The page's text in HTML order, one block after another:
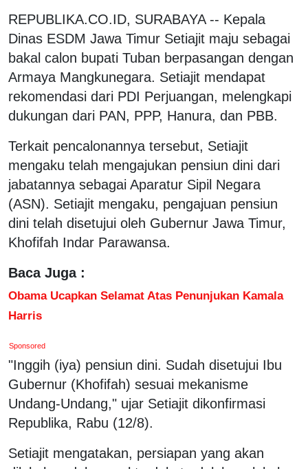
REPUBLIKA.CO.ID, SURABAYA -- Kepala
Dinas ESDM Jawa Timur Setiajit maju sebagai
bakal calon bupati Tuban berpasangan dengan
Armaya Mangkunegara. Setiajit mendapat
rekomendasi dari PDI Perjuangan, melengkapi
dukungan dari PAN, PPP, Hanura, dan PBB.
Terkait pencalonannya tersebut, Setiajit
mengaku telah mengajukan pensiun dini dari
jabatannya sebagai Aparatur Sipil Negara
(ASN). Setiajit mengaku, pengajuan pensiun
dini telah disetujui oleh Gubernur Jawa Timur,
Khofifah Indar Parawansa.
Baca Juga :
Obama Ucapkan Selamat Atas Penunjukan Kamala
Harris
Sponsored
"Inggih (iya) pensiun dini. Sudah disetujui Ibu
Gubernur (Khofifah) sesuai mekanisme
Undang-Undang," ujar Setiajit dikonfirmasi
Republika, Rabu (12/8).
Setiajit mengatakan, persiapan yang akan